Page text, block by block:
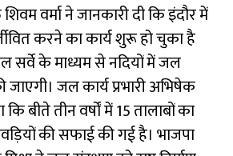
वर्मा ने जानकारी दी कि इंदौर में
करने का कार्य शुरू हो चुका है
सर्वे के माध्यम से नदियों में जल
जल कार्य प्रभारी अभिषेक
बीते तीन वर्षों में 15 तालाबों का
की सफाई की गई है। भाजपा